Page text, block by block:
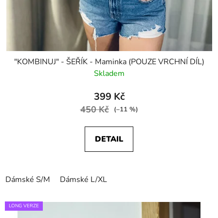
"KOMBINUJ" - ŠEŘÍK - Maminka (POUZE VRCHNÍ DÍL)
Skladem
399 Kč
450 Kč (–11 %)
DETAIL
Dámské S/M Dámské L/XL
LONG VERZE